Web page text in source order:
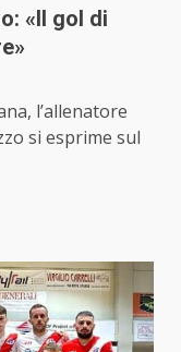
«Il gol di
l’allenatore
si esprime sul